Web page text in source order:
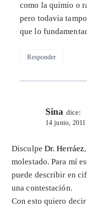
como la quimio o
pero todavia
que lo
Responder
Sina dice:
14 junio,
Disculpe Dr. Herráez
molestado. Para mí
puede describir en
una contestación.
Con esto quiero